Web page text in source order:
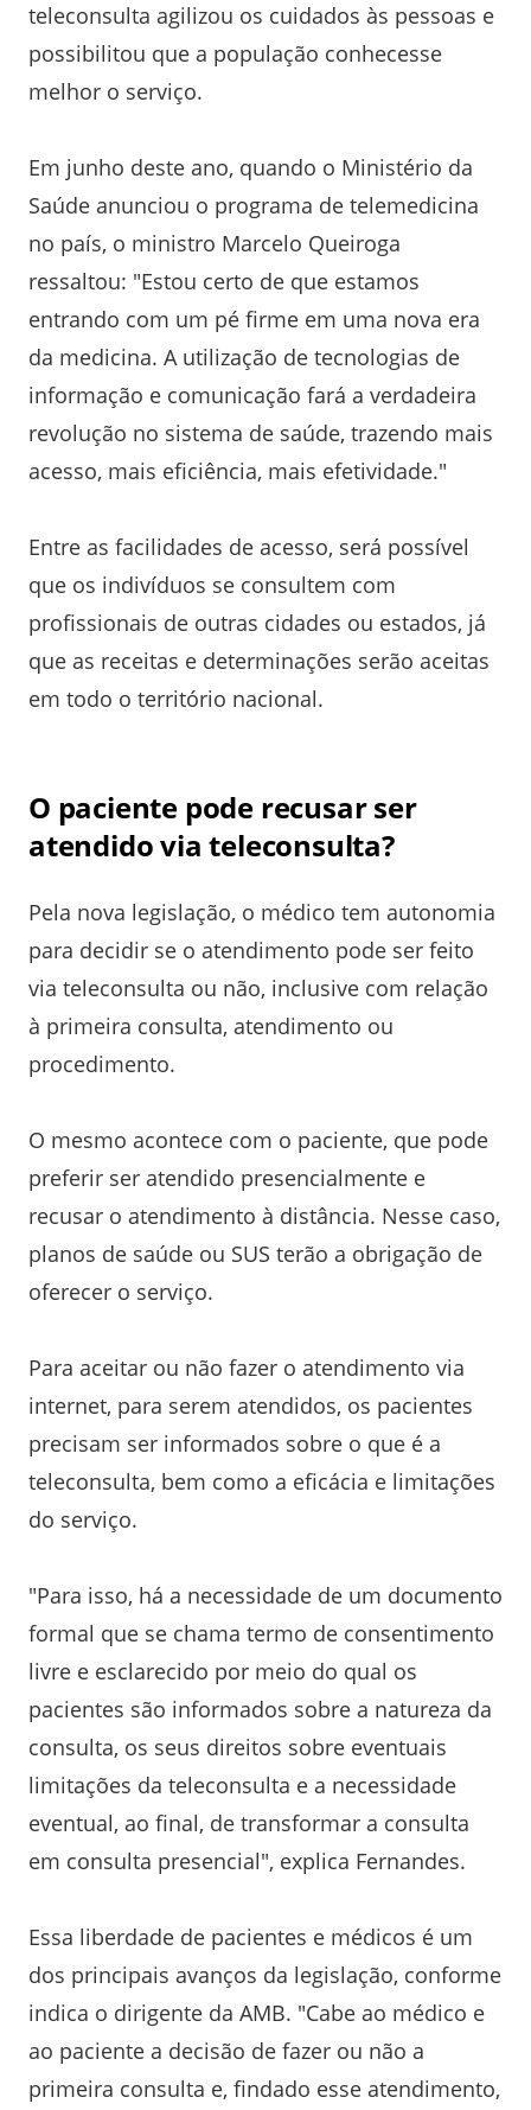
teleconsulta agilizou os cuidados às pessoas e
possibilitou que a população conhecesse
melhor o serviço.
Em junho deste ano, quando o Ministério da
Saúde anunciou o programa de telemedicina
no país, o ministro Marcelo Queiroga
ressaltou: "Estou certo de que estamos
entrando com um pé firme em uma nova era
da medicina. A utilização de tecnologias de
informação e comunicação fará a verdadeira
revolução no sistema de saúde, trazendo mais
acesso, mais eficiência, mais efetividade."
Entre as facilidades de acesso, será possível
que os indivíduos se consultem com
profissionais de outras cidades ou estados, já
que as receitas e determinações serão aceitas
em todo o território nacional.
O paciente pode recusar ser
atendido via teleconsulta?
Pela nova legislação, o médico tem autonomia
para decidir se o atendimento pode ser feito
via teleconsulta ou não, inclusive com relação
à primeira consulta, atendimento ou
procedimento.
O mesmo acontece com o paciente, que pode
preferir ser atendido presencialmente e
recusar o atendimento à distância. Nesse caso,
planos de saúde ou SUS terão a obrigação de
oferecer o serviço.
Para aceitar ou não fazer o atendimento via
internet, para serem atendidos, os pacientes
precisam ser informados sobre o que é a
teleconsulta, bem como a eficácia e limitações
do serviço.
"Para isso, há a necessidade de um documento
formal que se chama termo de consentimento
livre e esclarecido por meio do qual os
pacientes são informados sobre a natureza da
consulta, os seus direitos sobre eventuais
limitações da teleconsulta e a necessidade
eventual, ao final, de transformar a consulta
em consulta presencial", explica Fernandes.
Essa liberdade de pacientes e médicos é um
dos principais avanços da legislação, conforme
indica o dirigente da AMB. "Cabe ao médico e
ao paciente a decisão de fazer ou não a
primeira consulta e, findado esse atendimento,